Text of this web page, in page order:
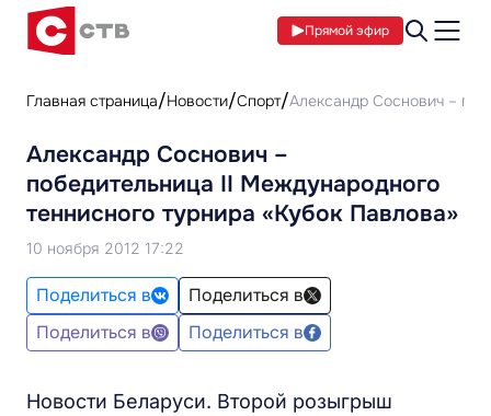
Прямой эфир
Главная страница Новости Спорт Александр Соснович –
Александр Соснович –
победительница II Международного
теннисного турнира «Кубок Павлова»
10 ноября 2012 17:22
Поделиться в
Поделиться в
Поделиться в
Поделиться в
Новости Беларуси. Второй розыгрыш